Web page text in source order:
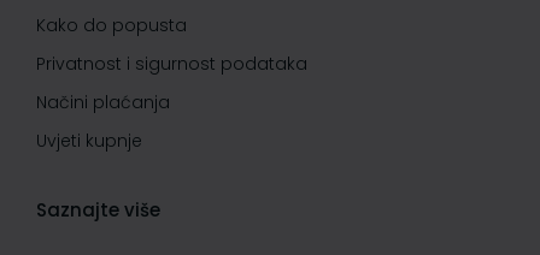
Kako do popusta
Privatnost i sigurnost podataka
Načini plaćanja
Uvjeti kupnje
Saznajte više